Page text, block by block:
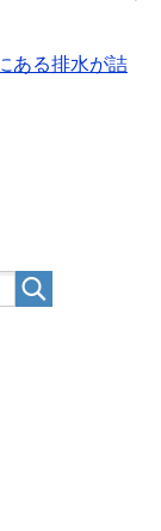
ある排水が詰